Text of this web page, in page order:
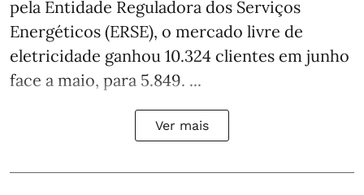
pela Entidade Reguladora dos Serviços
Energéticos (ERSE), o mercado livre de
eletricidade ganhou 10.324 clientes em junho
face a maio, para 5.849. ...
Ver mais